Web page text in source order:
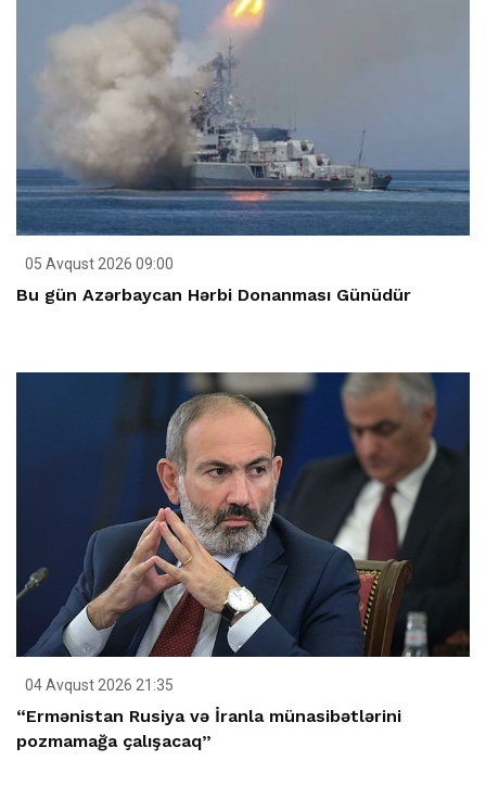
05 Avqust 2026 09:00
Bu gün Azərbaycan Hərbi Donanması Günüdür
04 Avqust 2026 21:35
“Ermənistan Rusiya və İranla münasibətlərini
pozmamağa çalışacaq”